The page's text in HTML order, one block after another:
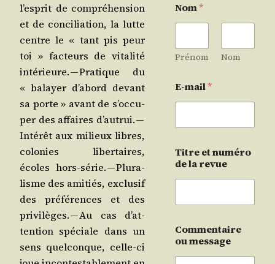
l’es­prit de com­pré­hen­sion
et de conci­lia­tion, la lutte
centre le « tant pis peur
toi » fac­teurs de vita­li­té
inté­rieure. — Pra­tique du
« balayer d’a­bord devant
sa porte » avant de s’oc­cu­
per des affaires d’au­trui. —
Inté­rêt aux milieux libres,
colo­nies liber­taires,
écoles hors-série. — Plu­ra­
lisme des ami­tiés, exclu­sif
des pré­fé­rences et des
pri­vi­lèges. — Au cas d’at­
ten­tion spé­ciale dans un
sens quel­conque, celle-ci
Nom*
Prénom Nom
E-mail*
Titre et numéro
de la revue
Commentaire
ou message